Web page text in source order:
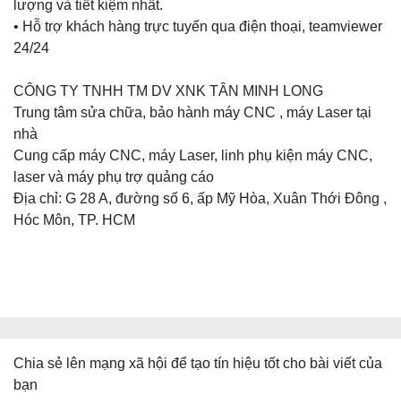
lượng và tiết kiệm nhất.
• Hỗ trợ khách hàng trực tuyến qua điện thoại, teamviewer
24/24
CÔNG TY TNHH TM DV XNK TÂN MINH LONG
Trung tâm sửa chữa, bảo hành máy CNC , máy Laser tại
nhà
Cung cấp máy CNC, máy Laser, linh phụ kiện máy CNC,
laser và máy phụ trợ quảng cáo
Địa chỉ: G 28 A, đường số 6, ấp Mỹ Hòa, Xuân Thới Đông ,
Hóc Môn, TP. HCM
Chia sẻ lên mạng xã hội để tạo tín hiệu tốt cho bài viết của
bạn